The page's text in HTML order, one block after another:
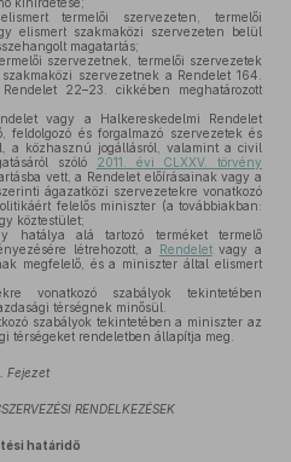
termelői szervezeten, termelői
elismert szakmaközi szervezeten belül
magatartás;
szervezetnek, termelői szervezetek
szervezetnek a Rendelet 164.
22–23. cikkében meghatározott
vagy a Halkereskedelmi Rendelet
feldolgozó és forgalmazó szervezetek és
a közhasznú jogállásról, valamint a civil
szóló
2011. évi CLXXV. törvény
vett, a Rendelet előírásainak vagy a
ágazatközi szervezetekre vonatkozó
felelős miniszter (a továbbiakban:
köztestület;
hatálya alá tartozó terméket termelő
létrehozott, a
Rendeletvagy a
megfelelő, és a miniszter által elismert
vonatkozó szabályok tekintetében
térségnek minősül.
szabályok tekintetében a miniszter az
térségeket rendeletben állapítja meg.
Fejezet
RENDELKEZÉSEK
határidő